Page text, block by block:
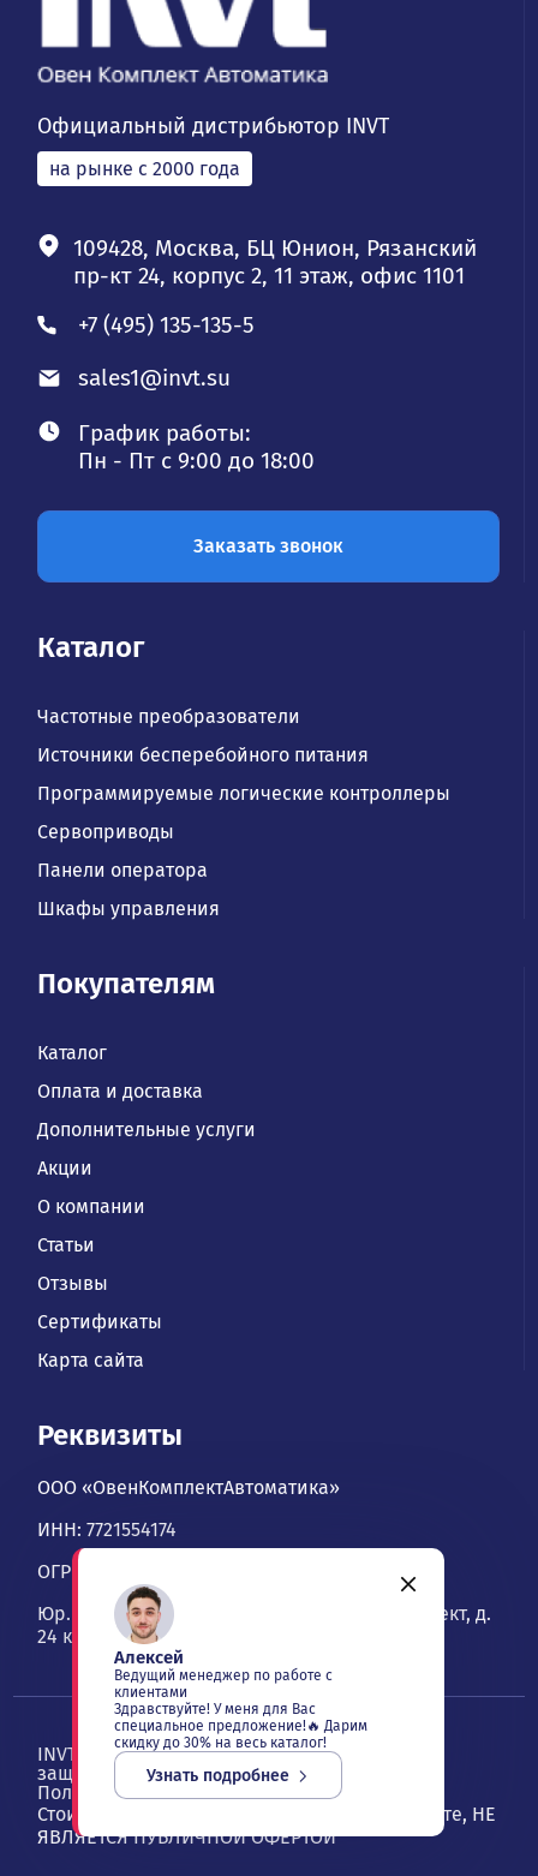
Официальный дистрибьютор INVT
на рынке с 2000 года
109428, Москва, БЦ Юнион, Рязанский
пр-кт 24, корпус 2, 11 этаж, офис 1101
+7 (495) 135-135-5
sales1@invt.su
График работы:
Пн - Пт с 9:00 до 18:00
Заказать звонок
Каталог
Частотные преобразователи
Источники бесперебойного питания
Программируемые логические контроллеры
Сервоприводы
Панели оператора
Шкафы управления
Покупателям
Каталог
Оплата и доставка
Дополнительные услуги
Акции
О компании
Статьи
Отзывы
Сертификаты
Карта сайта
Реквизиты
ООО «ОвенКомплектАвтоматика»
ИНН: 7721554174
ОГРН: 1067746534900
Юр. адрес: 109428, Москва, Рязанский проспект, д.
24 к. 2, офис 1101
INVT — ОвенКомплектАвтоматика. Все права
защищены ©2026 , Москва
Политика конфиденциальности
Стоимость товаров и услуг, указанная на сайте, НЕ
ЯВЛЯЕТСЯ ПУБЛИЧНОЙ ОФЕРТОЙ
Алексей
Ведущий менеджер по работе с
клиентами
Здравствуйте! У меня для Вас
специальное предложение!🔥 Дарим
скидку до 30% на весь каталог!
Узнать подробнее